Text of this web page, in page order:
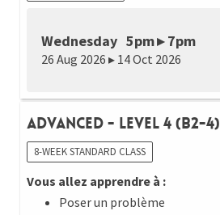
Wednesday 5pm ▸ 7pm
26 Aug 2026 ▸ 14 Oct 2026
Advanced - Level 4 (B2-4)
8-WEEK STANDARD CLASS
Vous allez apprendre à :
Poser un problème